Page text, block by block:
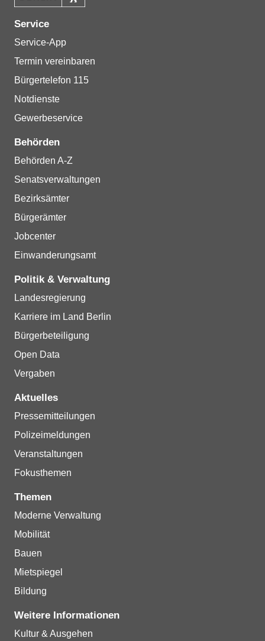
Service
Service-App
Termin vereinbaren
Bürgertelefon 115
Notdienste
Gewerbeservice
Behörden
Behörden A-Z
Senatsverwaltungen
Bezirksämter
Bürgerämter
Jobcenter
Einwanderungsamt
Politik & Verwaltung
Landesregierung
Karriere im Land Berlin
Bürgerbeteiligung
Open Data
Vergaben
Aktuelles
Pressemitteilungen
Polizeimeldungen
Veranstaltungen
Fokusthemen
Themen
Moderne Verwaltung
Mobilität
Bauen
Mietspiegel
Bildung
Weitere Informationen
Kultur & Ausgehen